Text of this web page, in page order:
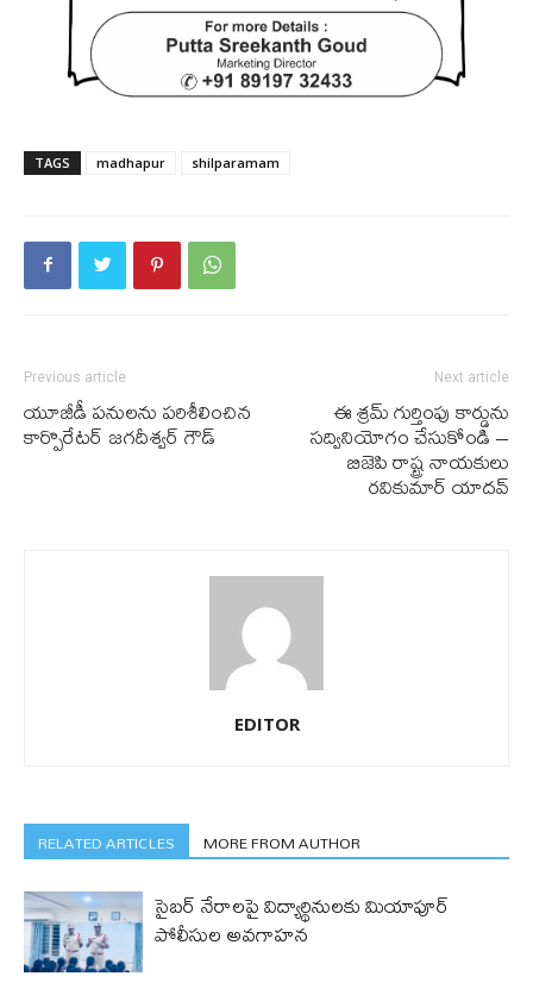
TAGS madhapur shilparamam
Previous article
యూజీడీ పనులను పరిశీలించిన
కార్పొరేటర్ జగదీశ్వర్ గౌడ్
Next article
ఈ శ్రమ్ గుర్తింపు కార్డును
సద్వినియోగం చేసుకోండి –
బిజెపి రాష్ట్ర నాయకులు
రవికుమార్ యాదవ్
EDITOR
RELATED ARTICLES MORE FROM AUTHOR
సైబర్ నేరాలపై విద్యార్థినులకు మియాపూర్
పోలీసుల అవగాహన